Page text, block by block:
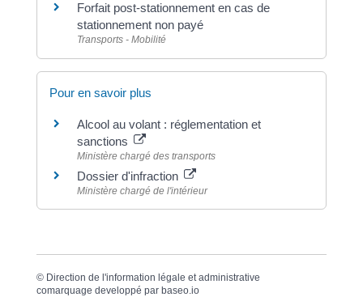
Forfait post-stationnement en cas de
stationnement non payé
Transports - Mobilité
Pour en savoir plus
Alcool au volant : réglementation et
sanctions
Ministère chargé des transports
Dossier d'infraction
Ministère chargé de l'intérieur
© Direction de l'information légale et administrative
comarquage developpé par baseo.io